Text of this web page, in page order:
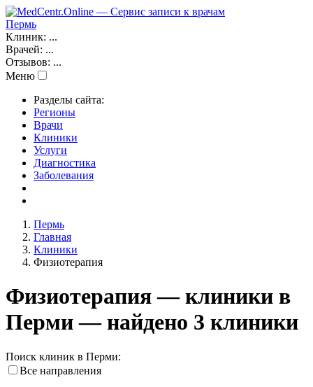
Пермь
Клиник: ...
Врачей: ...
Отзывов: ...
Меню
Разделы сайта:
Регионы
Врачи
Клиники
Услуги
Диагностика
Заболевания
Пермь
Главная
Клиники
Физиотерапия
Физиотерапия — клиники в
Перми — найдено 3 клиники
Поиск клиник в Перми:
Все направления